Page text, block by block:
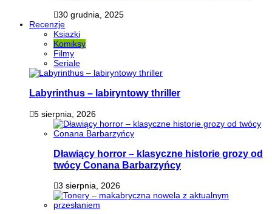
30 grudnia, 2025
Recenzje
Ksiazki
Komiksy
Filmy
Seriale
Labyrinthus – labiryntowy thriller
5 sierpnia, 2026
Dławiący horror – klasyczne historie grozy od
twócy Conana Barbarzyńcy
3 sierpnia, 2026